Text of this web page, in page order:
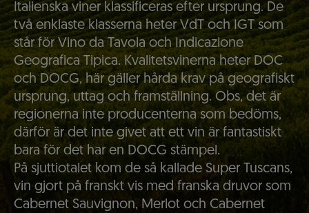
Italienska viner klassificeras efter ursprung. De
två enklaste klasserna heter VdT och IGT som
står för Vino da Tavola och Indicazione
Geografica Tipica. Kvalitetsvinerna heter DOC
och DOCG, här gäller hårda krav på geografiskt
ursprung, uttag och framställning. Obs, det är
regionerna inte producenterna som bedöms,
därför är det inte givet att ett vin är fantastiskt
bara för det har en DOCG stämpel.
På sjuttiotalet kom de så kallade Super Tuscans,
vin gjort på franskt vis med franska druvor som
Cabernet Sauvignon, Merlot och Cabernet